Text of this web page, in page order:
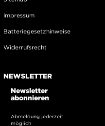
Impressum
Batteriegesetzhinweise
Widerrufsrecht
NEWSLETTER
Newsletter
abonnieren
Abmeldung jederzeit
möglich